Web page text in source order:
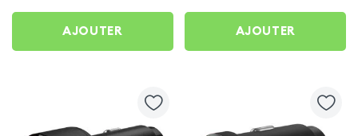
AJOUTER AJOUTER